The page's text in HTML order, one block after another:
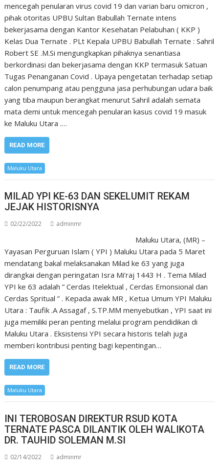
mencegah penularan virus covid 19 dan varian baru omicron ,
pihak otoritas UPBU Sultan Babullah Ternate intens
bekerjasama dengan Kantor Kesehatan Pelabuhan ( KKP )
Kelas Dua Ternate . PLt Kepala UPBU Babullah Ternate : Sahril
Robert SE .M.Si mengungkapkan pihaknya senantiasa
berkordinasi dan bekerjasama dengan KKP termasuk Satuan
Tugas Penanganan Covid . Upaya pengetatan terhadap setiap
calon penumpang atau pengguna jasa perhubungan udara baik
yang tiba maupun berangkat menurut Sahril adalah semata
mata demi untuk mencegah penularan kasus covid 19 masuk
ke Maluku Utara .…
READ MORE
Maluku Utara
MILAD YPI KE-63 DAN SEKELUMIT REKAM
JEJAK HISTORISNYA
02/22/2022 adminmr
Maluku Utara, (MR) –
Yayasan Perguruan Islam ( YPI ) Maluku Utara pada 5 Maret
mendatang bakal melaksanakan Milad ke 63 yang juga
dirangkai dengan peringatan Isra Mi’raj 1443 H . Tema Milad
YPI ke 63 adalah ” Cerdas Itelektual , Cerdas Emonsional dan
Cerdas Spritual ” . Kepada awak MR , Ketua Umum YPI Maluku
Utara : Taufik .A Assagaf , S.TP.MM menyebutkan , YPI saat ini
juga memiliki peran penting melalui program pendidikan di
Maluku Utara . Eksistensi YPI secara historis telah juga
memberi kontribusi penting bagi kepentingan…
READ MORE
Maluku Utara
INI TEROBOSAN DIREKTUR RSUD KOTA
TERNATE PASCA DILANTIK OLEH WALIKOTA
DR. TAUHID SOLEMAN M.SI
02/14/2022 adminmr